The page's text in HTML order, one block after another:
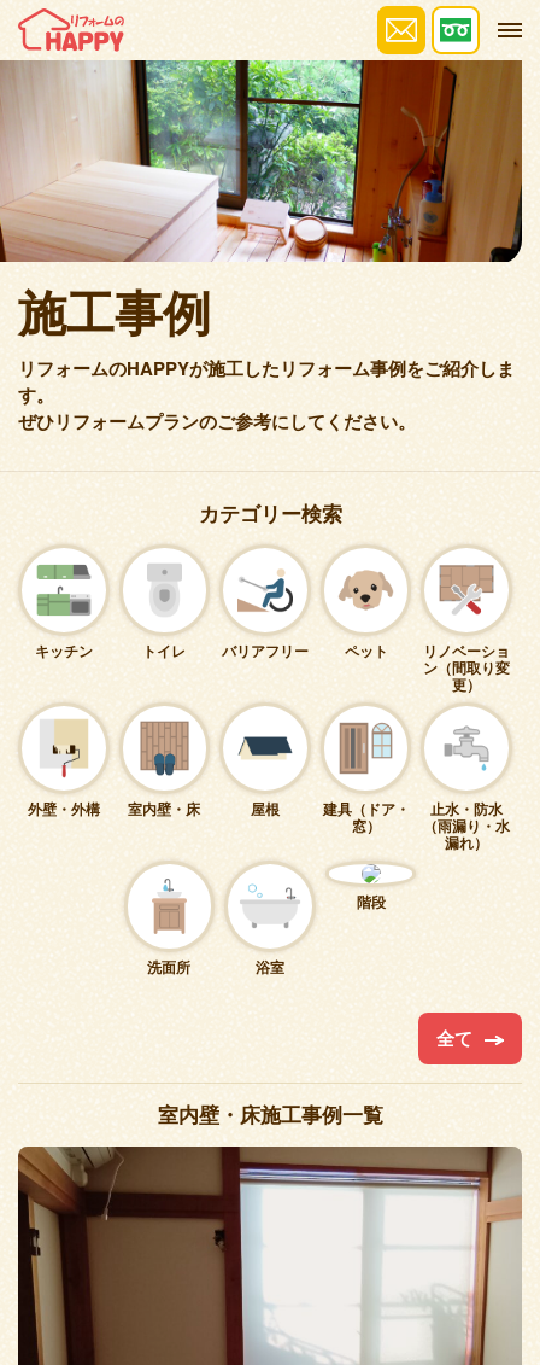
施工事例
リフォームのHAPPYが施工したリフォーム事例をご紹介しま
す。
ぜひリフォームプランのご参考にしてください。
カテゴリー検索
キッチン トイレ バリアフリー ペット
リノベーショ
ン（間取り変
更）
外壁・外構 室内壁・床 屋根
建具（ドア・
窓）
止水・防水
（雨漏り・水
漏れ）
洗面所 浴室
階段
全て
室内壁・床施工事例一覧